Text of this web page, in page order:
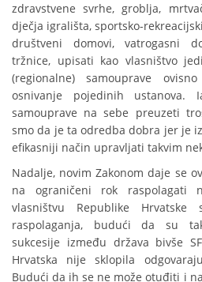
zdravstvene svrhe, groblja,
dječja igrališta, sportsko-
društveni domovi, vatrogasni
tržnice, upisati kao vlasništvo
(regionalne) samouprave
osnivanje pojedinih ustanova.
samouprave na sebe preuzeti
smo da je ta odredba dobra jer je
efikasniji način upravljati takvim
Nadalje, novim Zakonom daje se
na ograničeni rok raspolagati
vlasništvu Republike Hrvatske
raspolaganja, budući da su
sukcesije između država bivše
Hrvatska nije sklopila
Budući da ih se ne može otuđiti i